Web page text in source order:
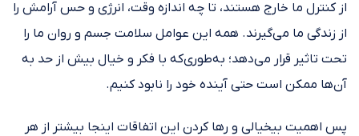
از کنترل ما خارج هستند، تا چه اندازه وقت، انرژی و حس آرامش را
از زندگی ما می‌گیرند. همه این عوامل سلامت جسم و روان ما را
تحت تاثیر قرار می‌دهد؛ به‌طوری‌که با فکر و خیال بیش از حد به
آن‌ها ممکن است حتی آینده خود را نابود کنیم.
پس اهمیت بیخیالی و رها کردن این اتفاقات اینجا بیشتر از هر